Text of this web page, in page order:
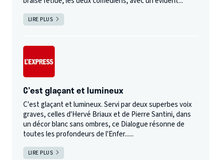
LIRE PLUS
C'est glaçant et lumineux
C'est glaçant et lumineux. Servi par deux superbes voix
graves, celles d'Hervé Briaux et de Pierre Santini, dans
un décor blanc sans ombres, ce Dialogue résonne de
toutes les profondeurs de l'Enfer......
LIRE PLUS